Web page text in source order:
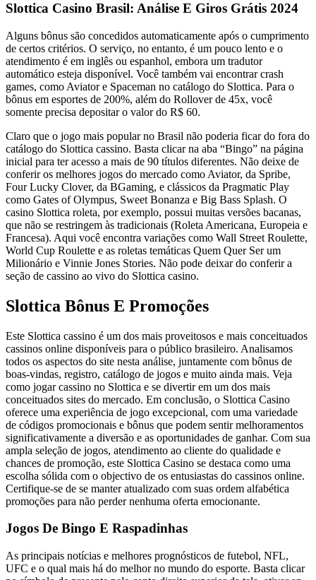
Slottica Casino Brasil: Análise E Giros Grátis 2024
Alguns bônus são concedidos automaticamente após o cumprimento
de certos critérios. O serviço, no entanto, é um pouco lento e o
atendimento é em inglês ou espanhol, embora um tradutor
automático esteja disponível. Você também vai encontrar crash
games, como Aviator e Spaceman no catálogo do Slottica. Para o
bônus em esportes de 200%, além do Rollover de 45x, você
somente precisa depositar o valor do R$ 60.
Claro que o jogo mais popular no Brasil não poderia ficar do fora do
catálogo do Slottica cassino. Basta clicar na aba “Bingo” na página
inicial para ter acesso a mais de 90 títulos diferentes. Não deixe de
conferir os melhores jogos do mercado como Aviator, da Spribe,
Four Lucky Clover, da BGaming, e clássicos da Pragmatic Play
como Gates of Olympus, Sweet Bonanza e Big Bass Splash. O
casino Slottica roleta, por exemplo, possui muitas versões bacanas,
que não se restringem às tradicionais (Roleta Americana, Europeia e
Francesa). Aqui você encontra variações como Wall Street Roulette,
World Cup Roulette e as roletas temáticas Quem Quer Ser um
Milionário e Vinnie Jones Stories. Não pode deixar do conferir a
seção de cassino ao vivo do Slottica casino.
Slottica Bônus E Promoções
Este Slottica cassino é um dos mais proveitosos e mais conceituados
cassinos online disponíveis para o público brasileiro. Analisamos
todos os aspectos do site nesta análise, juntamente com bônus de
boas-vindas, registro, catálogo de jogos e muito ainda mais. Veja
como jogar cassino no Slottica e se divertir em um dos mais
conceituados sites do mercado. Em conclusão, o Slottica Casino
oferece uma experiência de jogo excepcional, com uma variedade
de códigos promocionais e bônus que podem sentir melhoramentos
significativamente a diversão e as oportunidades de ganhar. Com sua
ampla seleção de jogos, atendimento ao cliente do qualidade e
chances de promoção, este Slottica Casino se destaca como uma
escolha sólida com o objectivo de os entusiastas do cassinos online.
Certifique-se de se manter atualizado com suas ordem alfabética
promoções para não perder nenhuma oferta emocionante.
Jogos De Bingo E Raspadinhas
As principais notícias e melhores prognósticos de futebol, NFL,
UFC e o qual mais há do melhor no mundo do esporte. Basta clicar